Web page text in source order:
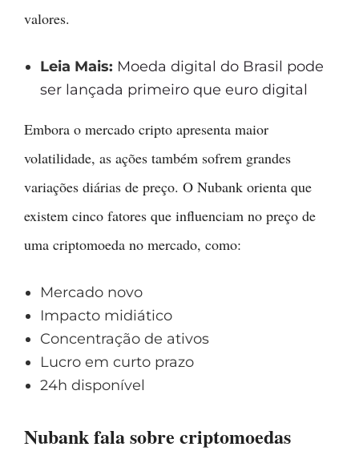
valores.
Leia Mais: Moeda digital do Brasil pode
ser lançada primeiro que euro digital
Embora o mercado cripto apresenta maior
volatilidade, as ações também sofrem grandes
variações diárias de preço. O Nubank orienta que
existem cinco fatores que influenciam no preço de
uma criptomoeda no mercado, como:
Mercado novo
Impacto midiático
Concentração de ativos
Lucro em curto prazo
24h disponível
Nubank fala sobre criptomoedas